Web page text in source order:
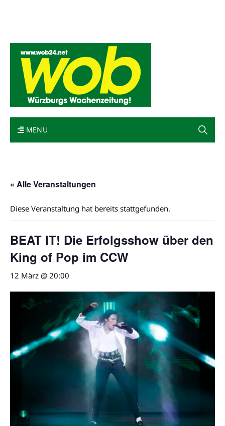
MENU
« Alle Veranstaltungen
Diese Veranstaltung hat bereits stattgefunden.
BEAT IT! Die Erfolgsshow über den
King of Pop im CCW
12 März @ 20:00